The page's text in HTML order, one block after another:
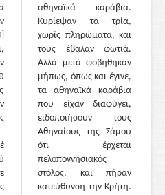
αθηναϊκά καράβια.
Κυρίεψαν τα τρία,
χωρίς πληρώματα, και
τους έβαλαν φωτιά.
Αλλά μετά φοβήθηκαν
μήπως, όπως και έγινε,
τα αθηναϊκά καράβια
που είχαν διαφύγει,
ειδοποιήσουν τους
Αθηναίους της Σάμου
ότι έρχεται
πελοποννησιακός
στόλος, και πήραν
κατεύθυνση την Κρήτη.